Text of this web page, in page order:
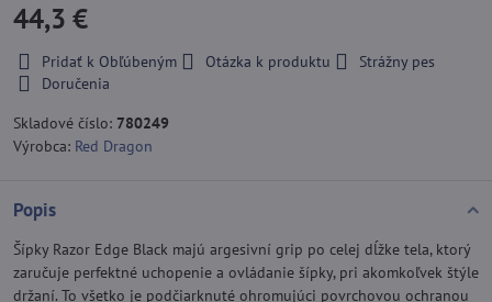
44,3 €
Pridať k Obľúbeným Otázka k produktu
Strážny pes
Doručenia
Skladové číslo: 780249
Výrobca: Red Dragon
Popis
Šípky Razor Edge Black majú argesivní grip po celej dĺžke tela, ktorý
zaručuje perfektné uchopenie a ovládanie šípky, pri akomkoľvek štýle
držaní. To všetko je podčiarknuté ohromujúci povrchovou ochranou